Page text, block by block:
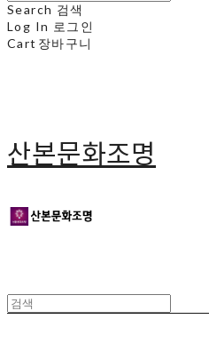
Search 검색
Log In 로그인
Cart 장바구니
산본문화조명